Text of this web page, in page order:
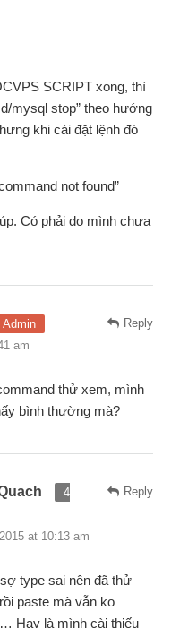
SCRIPT xong, thì
mysql stop” theo hướng
khi cài đặt lệnh đó
not found”
Có phải do mình chưa
Reply
Admin
am
thử xem, mình
bình thường mà?
Reply
4
at 10:13 am
type sai nên đã thử
paste mà vẫn ko
Hay là mình cài thiếu